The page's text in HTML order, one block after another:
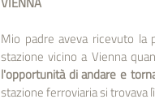
Mio padre aveva ricevuto la
stazione vicino a Vienna
l'opportunità di andare e
stazione ferroviaria si trovava